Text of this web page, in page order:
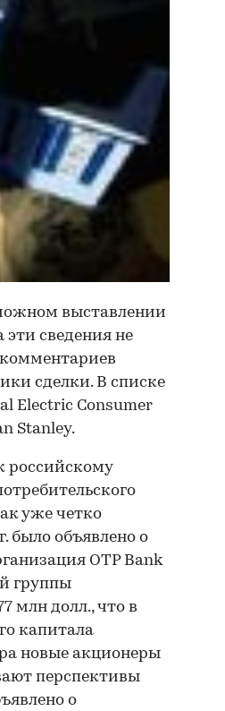
выставлении
эти сведения не
комментариев
сделки. В списке
Electric Consumer
Stanley.
российскому
уже четко
было объявлено о
ОТР Bank
группы
млн долл., что в
капитала
новые акционеры
перспективы
о